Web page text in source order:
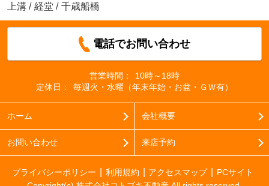
上溝 / 経堂 / 千歳船橋
電話でお問い合わせ
営業時間：
10時～18時
定休日：
毎週火・水曜（年末年始・お盆・ＧＷ有）
ホーム 会社概要
お問い合わせ 来店予約
プライバシーポリシー 利用規約 アクセスマップ
PCサイト